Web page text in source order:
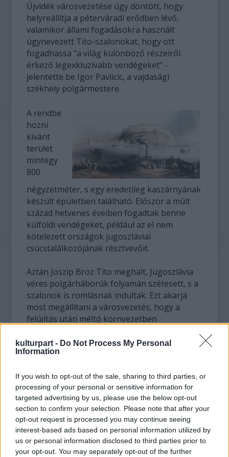
kulturpart - Do Not Process My Personal
Information
If you wish to opt-out of the sale, sharing to third parties, or
processing of your personal or sensitive information for
targeted advertising by us, please use the below opt-out
section to confirm your selection. Please note that after your
opt-out request is processed you may continue seeing
interest-based ads based on personal information utilized by
us or personal information disclosed to third parties prior to
your opt-out. You may separately opt-out of the further
Újvidék városvezetése úgy döntött, hogy
helyreállítja a péterváradi erődben lévő,
valamikor állami fogadásokra használt
úgynevezett Tito-szalonokat, hogy ott
fogadhassa "a világ különböző részeiről
érkező legexkluzívabb vendégeket" -
jelentette be Igor Pavlicic, a vajdasági
székhely polgármestere.
A rendbe
hozni
kívánt
terület
mintegy
800
négyzetméter, s egy eredetileg kaszárnyának
készült épületben található. Először a múlt
század hetvenes éveiben fogadtak benne
külföldi vendégeket, például az el nem
kötelezett országok jugoszláviai
csúcstalálkozójának résztvevőit.
Aztán Joszip Broz Tito meghalt, Jugoszlávia
véres polgárháborúk folyamán szétesett, s a
szalonok is romlásnak indultak. Ezt akarja
most megállítani a városvezetés, hogy a
felújítás után méltó környezetben
hivatalos vendégeivel. Ezenkívül koncertek és
egyéb kulturális események befogadására is
Az Újvidék részének számító, a Duna északi
déli partján lévő Pétervárad erődje a néhai
Habsburg Birodalom legnagyobb hadi
építménye, s talán egész Európában sincs
nála nagyobb. A Duna fölé magasodó
meredek partfal tetején trónol, s északról, a
város felől pazar látványt nyújt.